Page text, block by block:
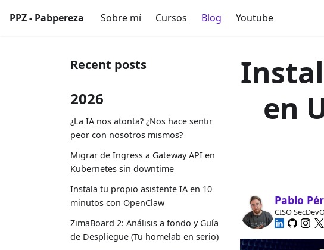
PPZ - Pabpereza Sobre mí Cursos Blog Youtube
Recent posts
2026
¿La IA nos atonta? ¿Nos hace sentir
peor con nosotros mismos?
Migrar de Ingress a Gateway API en
Kubernetes sin downtime
Instala tu propio asistente IA en 10
minutos con OpenClaw
ZimaBoard 2: Análisis a fondo y Guía
de Despliegue (Tu homelab en serio)
en
Pablo
CISO